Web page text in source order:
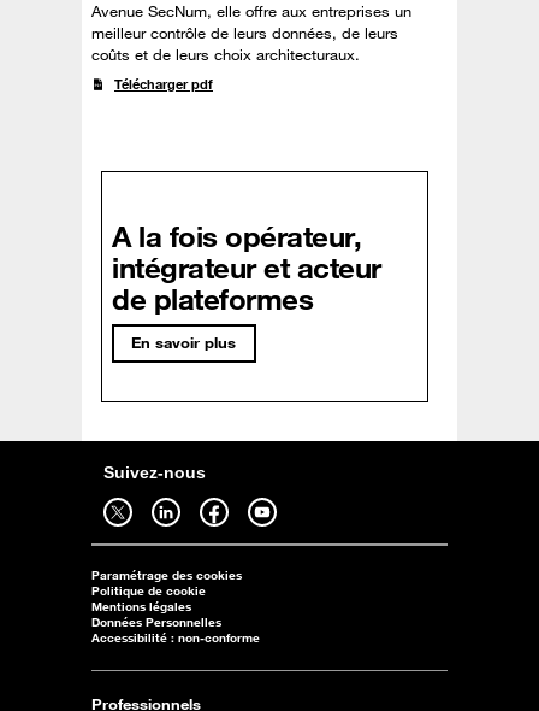
Avenue SecNum, elle offre aux entreprises un
meilleur contrôle de leurs données, de leurs
coûts et de leurs choix architecturaux.
Télécharger pdf
A la fois opérateur,
intégrateur et acteur
de plateformes
En savoir plus
Suivez-nous
Suivez-nous sur twitter - ouverture dans un nouvel onglet Suivez-nous sur linkedin - ouverture dans un nouvel onglet Suivez-nous sur facebook - ouverture dans un nouvel onglet Suivez-nous sur youtube - ouverture dans un nouvel onglet
Paramétrage des cookies
Politique de cookie
Mentions légales
Données Personnelles
Accessibilité : non-conforme
Professionnels